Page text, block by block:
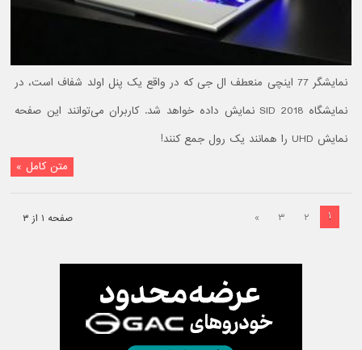
نمایشگر 77 اینچی منعطف ال جی که در واقع یک پنل اولد شفاف است، در
نمایشگاه SID 2018 نمایش داده خواهد شد. کاربران می‌توانند این صفحه
نمایش UHD را همانند یک رول جمع کنند!
متن کامل »
صفحه ۱ از ۳ ۱ ۲ ۳ »